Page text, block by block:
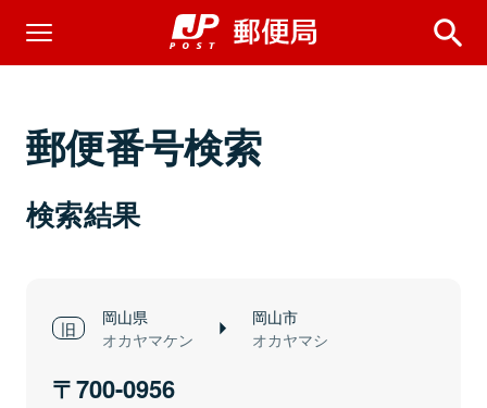
郵便番号検索
検索結果
岡山県
オカヤマケン
岡山市
オカヤマシ
700-0956